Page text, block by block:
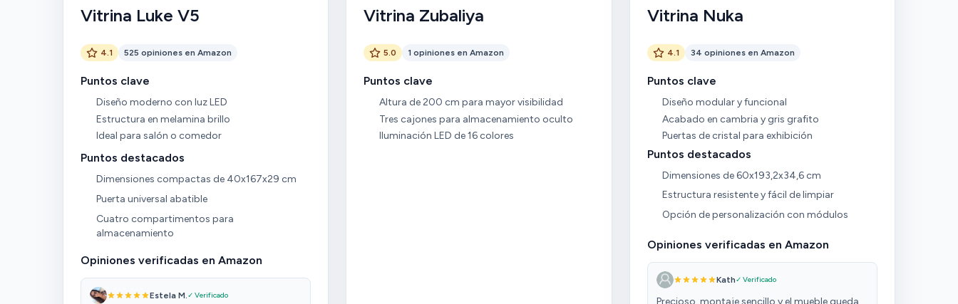
Vitrina Luke V5
4.1 525 opiniones en Amazon
Puntos clave
Diseño moderno con luz LED
Estructura en melamina brillo
Ideal para salón o comedor
Puntos destacados
Dimensiones compactas de 40x167x29 cm
Puerta universal abatible
Cuatro compartimentos para
almacenamiento
Opiniones verificadas en Amazon
Estela M. ✓ Verificado
Vitrina Zubaliya
5.0 1 opiniones en Amazon
Puntos clave
Altura de 200 cm para mayor visibilidad
Tres cajones para almacenamiento oculto
Iluminación LED de 16 colores
Vitrina Nuka
4.1 34 opiniones en Amazon
Puntos clave
Diseño modular y funcional
Acabado en cambria y gris grafito
Puertas de cristal para exhibición
Puntos destacados
Dimensiones de 60x193,2x34,6 cm
Estructura resistente y fácil de limpiar
Opción de personalización con módulos
Opiniones verificadas en Amazon
Kath✓ Verificado
Precioso, montaje sencillo y el mueble queda